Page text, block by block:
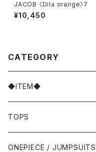
JACOB 〈Dila orange〉7
¥10,450
CATEGORY
◆ITEM◆
TOPS
ONEPIECE / JUMPSUITS